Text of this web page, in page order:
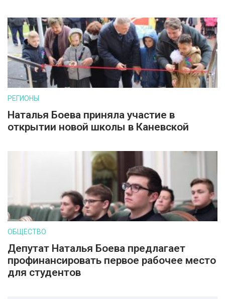
РЕГИОНЫ
Наталья Боева приняла участие в
открытии новой школы в Каневской
ОБЩЕСТВО
Депутат Наталья Боева предлагает
профинансировать первое рабочее место
для студентов